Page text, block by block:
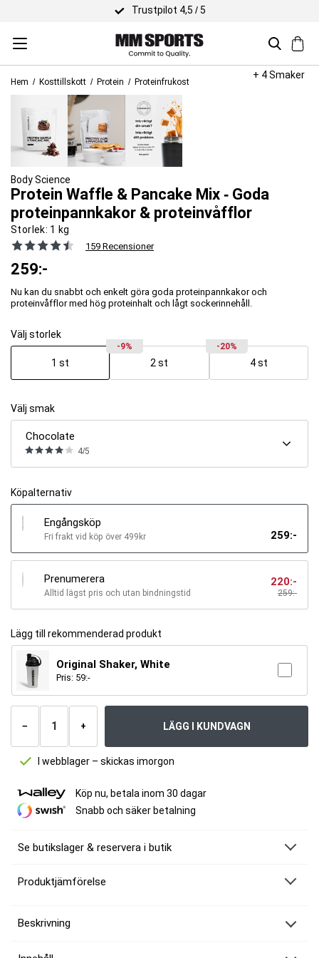
Hem Kosttillskott Protein Proteinfrukost
+ 4 Smaker
Body Science
Protein Waffle & Pancake Mix ‐ Goda
proteinpannkakor & proteinvåfflor
Storlek: 1 kg
159 Recensioner
259:-
Nu kan du snabbt och enkelt göra goda proteinpannkakor och
proteinvåfflor med hög proteinhalt och lågt sockerinnehåll.
Välj storlek
1 st
-9%
2 st
-20%
4 st
Välj smak
Chocolate
4/5
Köpalternativ
Engångsköp
Fri frakt vid köp över 499kr 259:-
Prenumerera
Alltid lägst pris och utan bindningstid 259:-
220:-
Lägg till rekommenderad produkt
Original Shaker, White
Pris: 59:-
−
Antal
+ LÄGG I KUNDVAGN
I webblager – skickas imorgon
Köp nu, betala inom 30 dagar
Snabb och säker betalning
Se butikslager & reservera i butik
Produktjämförelse
Beskrivning